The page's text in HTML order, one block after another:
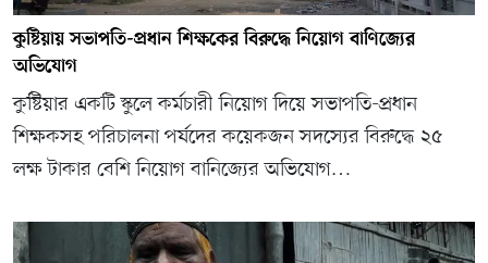
কুষ্টিয়ায় সভাপতি-প্রধান শিক্ষকের বিরুদ্ধে নিয়োগ বাণিজ্যের
অভিযোগ
কুষ্টিয়ার একটি স্কুলে কর্মচারী নিয়োগ দিয়ে সভাপতি-প্রধান
শিক্ষকসহ পরিচালনা পর্ষদের কয়েকজন সদস্যের বিরুদ্ধে ২৫
লক্ষ টাকার বেশি নিয়োগ বানিজ্যের অভিযোগ…